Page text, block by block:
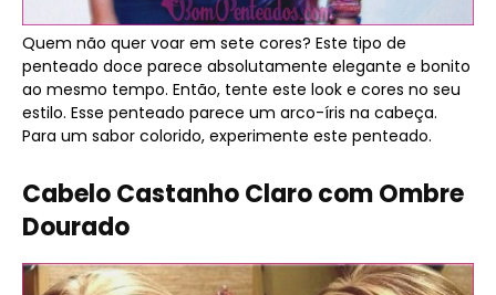
Quem não quer voar em sete cores? Este tipo de
penteado doce parece absolutamente elegante e bonito
ao mesmo tempo. Então, tente este look e cores no seu
estilo. Esse penteado parece um arco-íris na cabeça.
Para um sabor colorido, experimente este penteado.
Cabelo Castanho Claro com Ombre
Dourado